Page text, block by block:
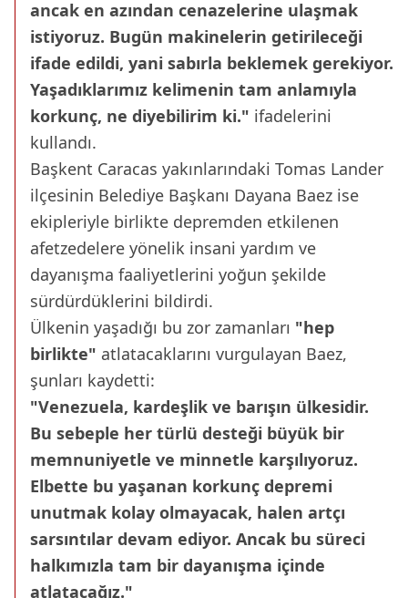
ancak en azından cenazelerine ulaşmak
istiyoruz. Bugün makinelerin getirileceği
ifade edildi, yani sabırla beklemek gerekiyor.
Yaşadıklarımız kelimenin tam anlamıyla
korkunç, ne diyebilirim ki." ifadelerini
kullandı.
Başkent Caracas yakınlarındaki Tomas Lander
ilçesinin Belediye Başkanı Dayana Baez ise
ekipleriyle birlikte depremden etkilenen
afetzedelere yönelik insani yardım ve
dayanışma faaliyetlerini yoğun şekilde
sürdürdüklerini bildirdi.
Ülkenin yaşadığı bu zor zamanları "hep
birlikte" atlatacaklarını vurgulayan Baez,
şunları kaydetti:
"Venezuela, kardeşlik ve barışın ülkesidir.
Bu sebeple her türlü desteği büyük bir
memnuniyetle ve minnetle karşılıyoruz.
Elbette bu yaşanan korkunç depremi
unutmak kolay olmayacak, halen artçı
sarsıntılar devam ediyor. Ancak bu süreci
halkımızla tam bir dayanışma içinde
atlatacağız."